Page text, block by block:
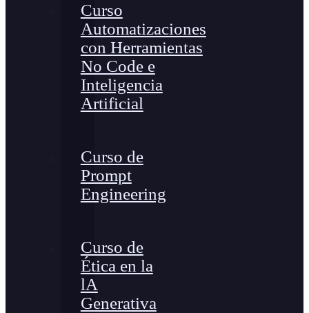
Curso
Automatizaciones
con Herramientas
No Code e
Inteligencia
Artificial
Curso de
Prompt
Engineering
Curso de
Ética en la
lA
Generativa